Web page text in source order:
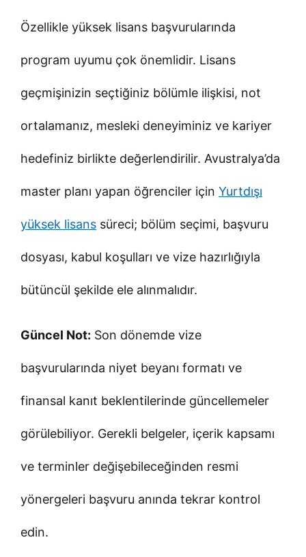
Özellikle yüksek lisans başvurularında
program uyumu çok önemlidir. Lisans
geçmişinizin seçtiğiniz bölümle ilişkisi, not
ortalamanız, mesleki deneyiminiz ve kariyer
hedefiniz birlikte değerlendirilir. Avustralya’da
master planı yapan öğrenciler için Yurtdışı
yüksek lisans süreci; bölüm seçimi, başvuru
dosyası, kabul koşulları ve vize hazırlığıyla
bütüncül şekilde ele alınmalıdır.
Güncel Not: Son dönemde vize
başvurularında niyet beyanı formatı ve
finansal kanıt beklentilerinde güncellemeler
görülebiliyor. Gerekli belgeler, içerik kapsamı
ve terminler değişebileceğinden resmi
yönergeleri başvuru anında tekrar kontrol
edin.